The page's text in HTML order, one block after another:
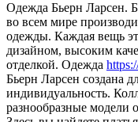
Oдeждa Бьeрн Ларсен.
во всем мире
одежды. Каждая вещь
дизайном, высоким
отделкой. Одежда
Бьерн Ларсен создана
индивидуальность.
разнообразные